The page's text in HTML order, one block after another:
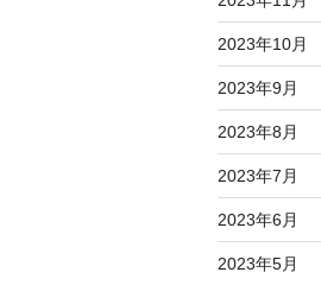
2023年10月
2023年9月
2023年8月
2023年7月
2023年6月
2023年5月